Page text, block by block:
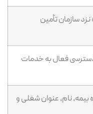
سازمان تأمین
فعال به خدمات
نام، عنوان شغلی و